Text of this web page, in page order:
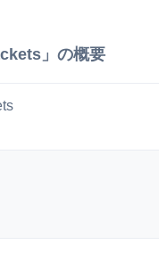
」の概要